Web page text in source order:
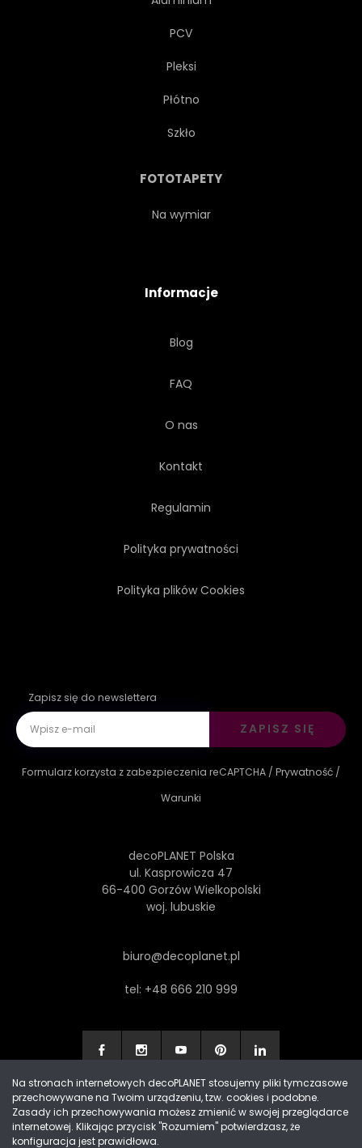
TRADYCYJNYCH
PCV
Pleksi
Płótno
Szkło
FOTOTAPETY
Na wymiar
Informacje
Blog
FAQ
O nas
Kontakt
Regulamin
Polityka prywatności
Polityka plików Cookies
Zapisz się do newslettera
ZAPISZ SIĘ
Formularz korzysta z zabezpieczenia reCAPTCHA / Prywatność /
Warunki
decoPLANET Polska
ul. Kasprowicza 47
66-400 Gorzów Wielkopolski
woj. lubuskie
biuro@decoplanet.pl
tel: +48 666 210 999
Made with by Progres Media & decoPLANET
Na stronach internetowych decoPLANET stosujemy pliki tymczasowe
przechowywane na Twoim urządzeniu, tzw. cookies i podobne.
Zasady ich przechowywania możesz zmienić w swojej przeglądarce
internetowej. Klikając przycisk "Rozumiem" potwierdzasz, że
konfiguracja jest prawidłowa.